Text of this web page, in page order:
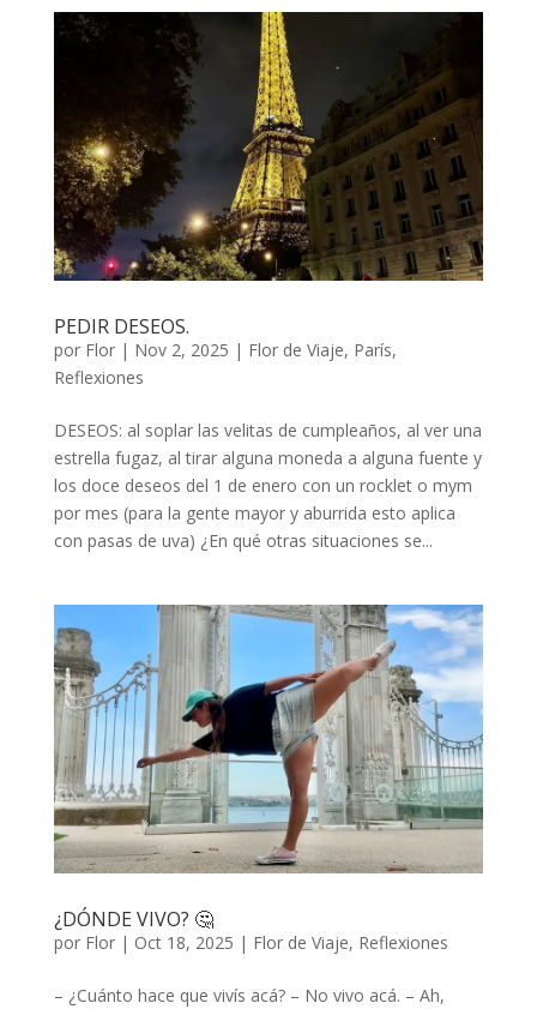
PEDIR DESEOS.
por Flor| Nov 2, 2025 | Flor de Viaje, París,
Reflexiones
DESEOS: al soplar las velitas de cumpleaños, al ver una
estrella fugaz, al tirar alguna moneda a alguna fuente y
los doce deseos del 1 de enero con un rocklet o mym
por mes (para la gente mayor y aburrida esto aplica
con pasas de uva) ¿En qué otras situaciones se...
¿DÓNDE VIVO? 🤔
por Flor| Oct 18, 2025 | Flor de Viaje, Reflexiones
– ¿Cuánto hace que vivís acá? – No vivo acá. – Ah,